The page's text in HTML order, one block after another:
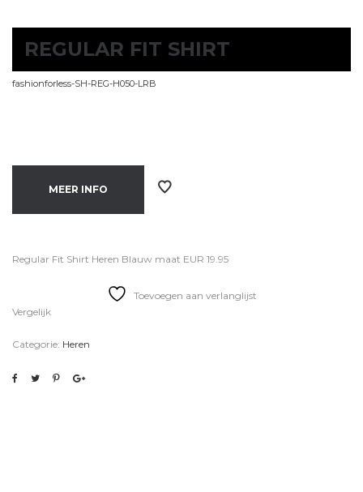
REGULAR FIT SHIRT
fashionforless-SH-REG-H050-LRB
MEER INFO
Regular Fit Shirt Heren Blauw maat EUR 19.95
Toevoegen aan verlanglijst
Vergelijk
Categorie: Heren